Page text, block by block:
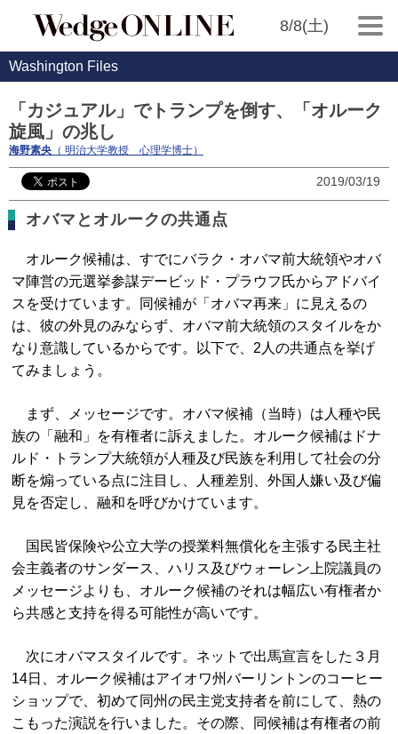
8/8(土)
Washington Files
「カジュアル」でトランプを倒す、「オルーク
旋風」の兆し
海野素央 （ 明治大学教授 心理学博士）
2019/03/19
オバマとオルークの共通点
オルーク候補は、すでにバラク・オバマ前大統領やオバ
マ陣営の元選挙参謀デービッド・プラウフ氏からアドバイ
スを受けています。同候補が「オバマ再来」に見えるの
は、彼の外見のみならず、オバマ前大統領のスタイルをか
なり意識しているからです。以下で、2人の共通点を挙げ
てみましょう。
まず、メッセージです。オバマ候補（当時）は人種や民
族の「融和」を有権者に訴えました。オルーク候補はドナ
ルド・トランプ大統領が人種及び民族を利用して社会の分
断を煽っている点に注目し、人種差別、外国人嫌い及び偏
見を否定し、融和を呼びかけています。
国民皆保険や公立大学の授業料無償化を主張する民主社
会主義者のサンダース、ハリス及びウォーレン上院議員の
メッセージよりも、オルーク候補のそれは幅広い有権者か
ら共感と支持を得る可能性が高いです。
次にオバマスタイルです。ネットで出馬宣言をした３月
14日、オルーク候補はアイオワ州バーリントンのコーヒー
ショップで、初めて同州の民主党支持者を前にして、熱の
こもった演説を行いました。その際、同候補は有権者の前